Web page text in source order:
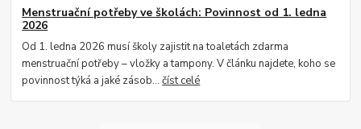
Menstruační potřeby ve školách: Povinnost od 1. ledna
2026
Od 1. ledna 2026 musí školy zajistit na toaletách zdarma
menstruační potřeby – vložky a tampony. V článku najdete, koho se
povinnost týká a jaké zásob...číst celé